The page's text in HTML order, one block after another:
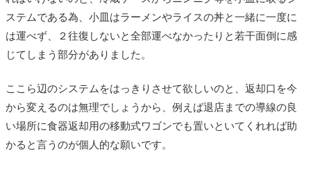
ステムである為、小皿はラーメンやライスの丼と一緒に一度に
は運べず、２往復しないと全部運べなかったりと若干面倒に感
じてしまう部分がありました。
ここら辺のシステムをはっきりさせて欲しいのと、返却口を今
から変えるのは無理でしょうから、例えば退店までの導線の良
い場所に食器返却用の移動式ワゴンでも置いといてくれれば助
かると言うのが個人的な願いです。